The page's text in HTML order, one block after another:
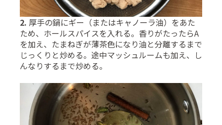
2. 厚手の鍋にギー（またはキャノーラ油）をあた
ため、ホールスパイスを入れる。香りがたったらA
を加え、たまねぎが薄茶色になり油と分離するまで
じっくりと炒める。途中マッシュルームも加え、し
んなりするまで炒める。